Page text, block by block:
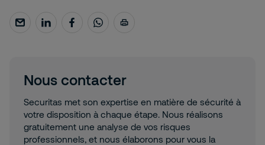
Nous contacter
Securitas met son expertise en matière de sécurité à
votre disposition à chaque étape. Nous réalisons
gratuitement une analyse de vos risques
professionnels, et nous élaborons pour vous la